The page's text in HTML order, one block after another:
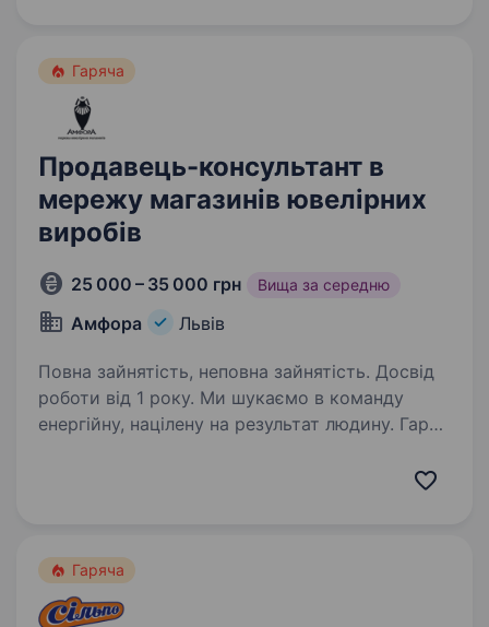
Гаряча
Продавець-консультант в
мережу магазинів ювелірних
виробів
25 000 – 35 000 грн Вища за середню
Амфора Львів
Повна зайнятість, неповна зайнятість. Досвід
роботи від 1 року. Ми шукаємо в команду
енергійну, націлену на результат людину. Гарні
консультанта…
Гаряча